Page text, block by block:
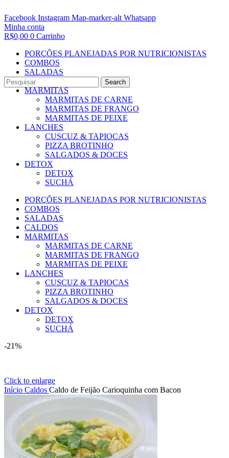
Search
Facebook Instagram Map-marker-alt Whatsapp
Minha conta
R$0,00 0 Carrinho
PORÇÕES PLANEJADAS POR NUTRICIONISTAS​
COMBOS
SALADAS
CALDOS
MARMITAS
MARMITAS DE CARNE
MARMITAS DE FRANGO
MARMITAS DE PEIXE
LANCHES
CUSCUZ & TAPIOCAS
PIZZA BROTINHO
SALGADOS & DOCES
DETOX
DETOX
SUCHÁ
PORÇÕES PLANEJADAS POR NUTRICIONISTAS​
COMBOS
SALADAS
CALDOS
MARMITAS
MARMITAS DE CARNE
MARMITAS DE FRANGO
MARMITAS DE PEIXE
LANCHES
CUSCUZ & TAPIOCAS
PIZZA BROTINHO
SALGADOS & DOCES
DETOX
DETOX
SUCHÁ
-21%
Click to enlarge
Início Caldos Caldo de Feijão Carioquinha com Bacon